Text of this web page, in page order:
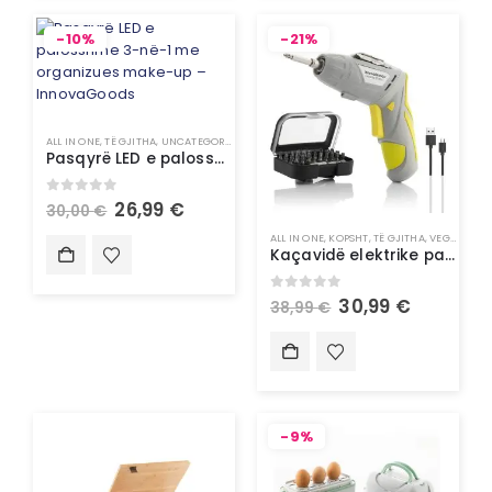
-10%
ALL IN ONE,TË GJITHA, UNCATEGORIZED
Pasqyrë LED e palosshme 3-në-1 me organizues make-up – InnovaGoods
out of 5
30,00€ 26,99 €
-21%
ALL IN ONE, KOPSHT,TË GJITHA,VEGLA PUNE
Kaçavidë elektrike pa kallbo me shumë pozicione me aksesorë – InnovaGoods
out of 5
38,99€ 30,99 €
-9%